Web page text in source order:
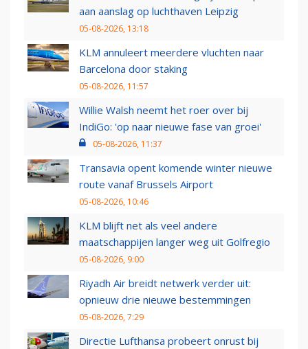
aan aanslag op luchthaven Leipzig
05-08-2026, 13:18
KLM annuleert meerdere vluchten naar
Barcelona door staking
05-08-2026, 11:57
Willie Walsh neemt het roer over bij
IndiGo: 'op naar nieuwe fase van groei'
05-08-2026, 11:37
Transavia opent komende winter nieuwe
route vanaf Brussels Airport
05-08-2026, 10:46
KLM blijft net als veel andere
maatschappijen langer weg uit Golfregio
05-08-2026, 9:00
Riyadh Air breidt netwerk verder uit:
opnieuw drie nieuwe bestemmingen
05-08-2026, 7:29
Directie Lufthansa probeert onrust bij